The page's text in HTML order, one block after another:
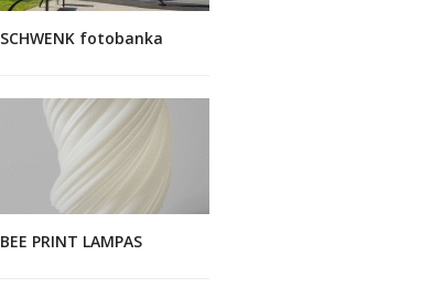
SCHWENK fotobanka
BEE PRINT LAMPAS